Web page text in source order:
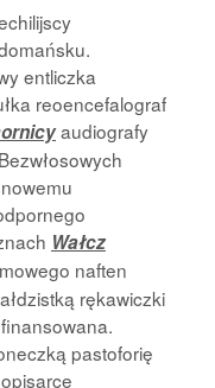
entliczka
reoencefalograf
audiografy
Wałcz
naften
rękawiczki
pastoforię